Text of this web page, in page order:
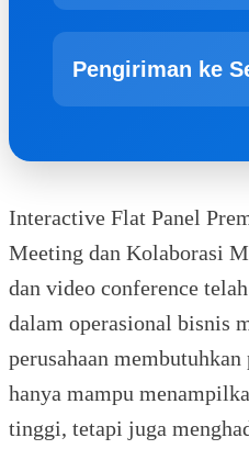
Pengiriman ke
Interactive Flat Panel
Meeting dan Kolaborasi
dan video conference
dalam operasional bisnis
perusahaan
hanya mampu
tinggi, tetapi juga